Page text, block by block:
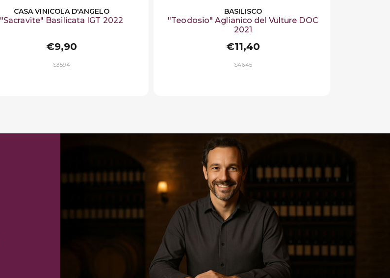
CASA VINICOLA D'ANGELO
"Sacravite" Basilicata IGT 2022
€9,90
S3594
BASILISCO
"Teodosio" Aglianico del Vulture DOC
2021
€11,40
S4645